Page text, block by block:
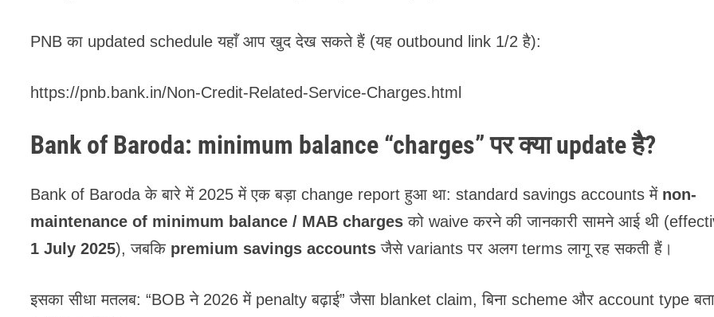
PNB का updated schedule यहाँ आप खुद देख सकते हैं (यह outbound link 1/2 है):
https://pnb.bank.in/Non-Credit-Related-Service-Charges.html
Bank of Baroda: minimum balance “charges” पर क्या update है?
Bank of Baroda के बारे में 2025 में एक बड़ा change report हुआ था: standard savings accounts में non-
maintenance of minimum balance / MAB charges को waive करने की जानकारी सामने आई थी
1 July 2025), जबकि premium savings accounts जैसे variants पर अलग terms लागू रह सकती हैं।
इसका सीधा मतलब: “BOB ने 2026 में penalty बढ़ाई” जैसा blanket claim, बिना scheme और account type